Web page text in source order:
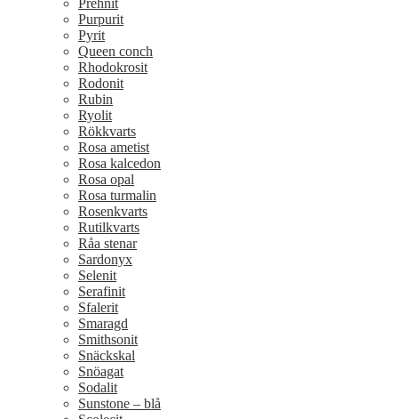
Prehnit
Purpurit
Pyrit
Queen conch
Rhodokrosit
Rodonit
Rubin
Ryolit
Rökkvarts
Rosa ametist
Rosa kalcedon
Rosa opal
Rosa turmalin
Rosenkvarts
Rutilkvarts
Råa stenar
Sardonyx
Selenit
Serafinit
Sfalerit
Smaragd
Smithsonit
Snäckskal
Snöagat
Sodalit
Sunstone – blå